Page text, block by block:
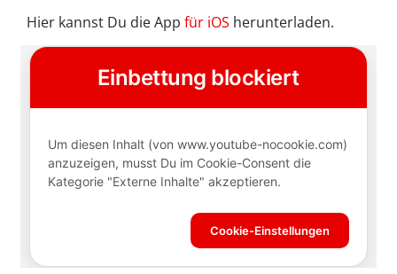
Hier kannst Du die App für iOS herunterladen.